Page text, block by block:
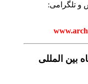
و تلگرامی:
بین المللی